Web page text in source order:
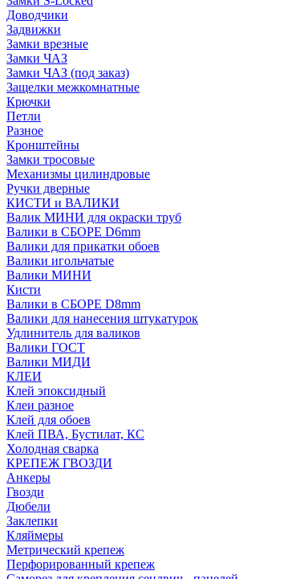
Доводчики
Задвижки
Замки врезные
Замки ЧАЗ
Замки ЧАЗ (под заказ)
Защелки межкомнатные
Крючки
Петли
Разное
Кронштейны
Замки тросовые
Механизмы цилиндровые
Ручки дверные
КИСТИ и ВАЛИКИ
Валик МИНИ для окраски труб
Валики в СБОРЕ D6mm
Валики для прикатки обоев
Валики игольчатые
Валики МИНИ
Кисти
Валики в СБОРЕ D8mm
Валики для нанесения штукатурок
Удлинитель для валиков
Валики ГОСТ
Валики МИДИ
КЛЕИ
Клей эпоксидный
Клеи разное
Клей для обоев
Клей ПВА, Бустилат, КС
Холодная сварка
КРЕПЕЖ ГВОЗДИ
Анкеры
Гвозди
Дюбели
Заклепки
Кляймеры
Метрический крепеж
Перфорированный крепеж